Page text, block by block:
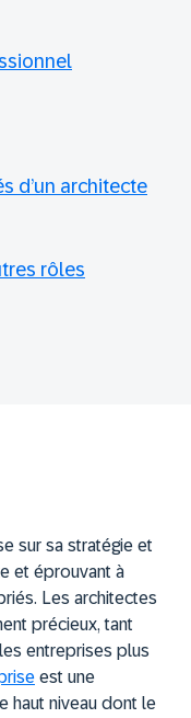
d’un architecte
rôles
sur sa stratégie et
et éprouvant à
Les architectes
précieux, tant
entreprises plus
est une
haut niveau dont le